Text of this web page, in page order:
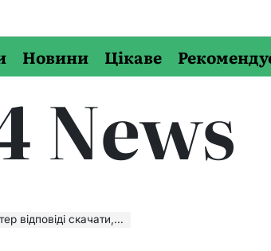
Новини Цікаве
News
скачати, читати онлайн